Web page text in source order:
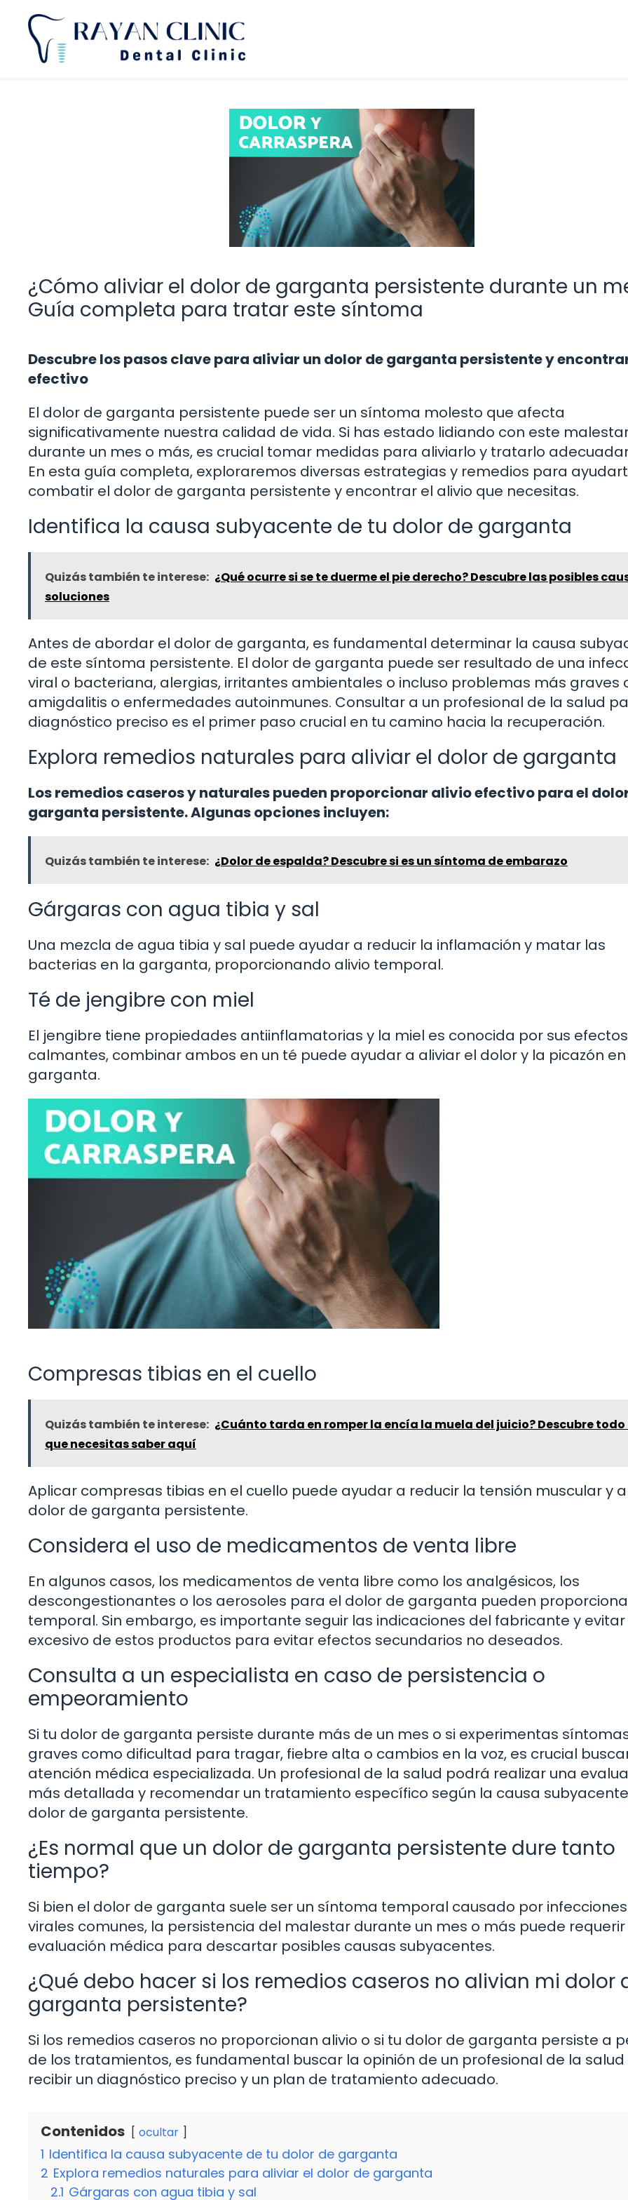
Saltar
contenido
¿Cómo aliviar el dolor de garganta persistente durante un
Guía completa para tratar este síntoma
Descubre los pasos clave para aliviar un dolor de garganta persistente y
efectivo
El dolor de garganta persistente puede ser un síntoma molesto que afecta
significativamente nuestra calidad de vida. Si has estado lidiando con este
durante un mes o más, es crucial tomar medidas para aliviarlo y tratarlo
En esta guía completa, exploraremos diversas estrategias y remedios para
combatir el dolor de garganta persistente y encontrar el alivio que necesitas.
Identifica la causa subyacente de tu dolor de garganta
Quizás también te interese: ¿Qué ocurre si se te duerme el pie derecho? Descubre las posibles
soluciones
Antes de abordar el dolor de garganta, es fundamental determinar la causa
de este síntoma persistente. El dolor de garganta puede ser resultado de una
viral o bacteriana, alergias, irritantes ambientales o incluso problemas más graves
amigdalitis o enfermedades autoinmunes. Consultar a un profesional de la salud
diagnóstico preciso es el primer paso crucial en tu camino hacia la recuperación.
Explora remedios naturales para aliviar el dolor de garganta
Los remedios caseros y naturales pueden proporcionar alivio efectivo para el
garganta persistente. Algunas opciones incluyen:
Quizás también te interese: ¿Dolor de espalda? Descubre si es un síntoma de embarazo
Gárgaras con agua tibia y sal
Una mezcla de agua tibia y sal puede ayudar a reducir la inflamación y matar las
bacterias en la garganta, proporcionando alivio temporal.
Té de jengibre con miel
El jengibre tiene propiedades antiinflamatorias y la miel es conocida por sus efectos
calmantes, combinar ambos en un té puede ayudar a aliviar el dolor y la picazón
garganta.
Compresas tibias en el cuello
Quizás también te interese: ¿Cuánto tarda en romper la encía la muela del juicio? Descubre todo
que necesitas saber aquí
Aplicar compresas tibias en el cuello puede ayudar a reducir la tensión muscular y
dolor de garganta persistente.
Considera el uso de medicamentos de venta libre
En algunos casos, los medicamentos de venta libre como los analgésicos, los
descongestionantes o los aerosoles para el dolor de garganta pueden
temporal. Sin embargo, es importante seguir las indicaciones del fabricante y evitar
excesivo de estos productos para evitar efectos secundarios no deseados.
Consulta a un especialista en caso de persistencia o
empeoramiento
Si tu dolor de garganta persiste durante más de un mes o si experimentas
graves como dificultad para tragar, fiebre alta o cambios en la voz, es crucial
atención médica especializada. Un profesional de la salud podrá realizar una
más detallada y recomendar un tratamiento específico según la causa
dolor de garganta persistente.
¿Es normal que un dolor de garganta persistente dure tanto
tiempo?
Si bien el dolor de garganta suele ser un síntoma temporal causado por infecciones
virales comunes, la persistencia del malestar durante un mes o más puede
evaluación médica para descartar posibles causas subyacentes.
¿Qué debo hacer si los remedios caseros no alivian mi dolor
garganta persistente?
Si los remedios caseros no proporcionan alivio o si tu dolor de garganta persiste a
de los tratamientos, es fundamental buscar la opinión de un profesional de la
recibir un diagnóstico preciso y un plan de tratamiento adecuado.
Contenidos ocultar
1 Identifica la causa subyacente de tu dolor de garganta
2 Explora remedios naturales para aliviar el dolor de garganta
2.1 Gárgaras con agua tibia y sal